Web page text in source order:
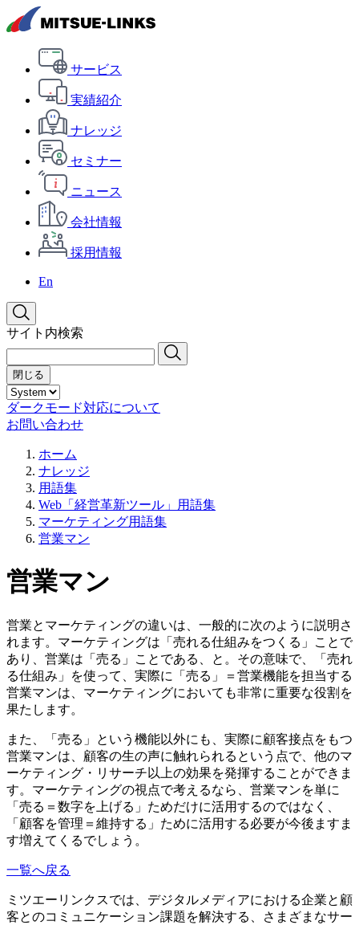
サービス
実績紹介
ナレッジ
セミナー
ニュース
会社情報
採用情報
En
サイト内検索
閉じる
ダークモード対応について
お問い合わせ
ホーム
ナレッジ
用語集
Web「経営革新ツール」用語集
マーケティング用語集
営業マン
営業マン
営業とマーケティングの違いは、一般的に次のように説明さ
れます。マーケティングは「売れる仕組みをつくる」ことで
あり、営業は「売る」ことである、と。その意味で、「売れ
る仕組み」を使って、実際に「売る」＝営業機能を担当する
営業マンは、マーケティングにおいても非常に重要な役割を
果たします。
また、「売る」という機能以外にも、実際に顧客接点をもつ
営業マンは、顧客の生の声に触れられるという点で、他のマ
ーケティング・リサーチ以上の効果を発揮することができま
す。マーケティングの視点で考えるなら、営業マンを単に
「売る＝数字を上げる」ためだけに活用するのではなく、
「顧客を管理＝維持する」ために活用する必要が今後ますま
す増えてくるでしょう。
一覧へ戻る
ミツエーリンクスでは、デジタルメディアにおける企業と顧
客とのコミュニケーション課題を解決する、さまざまなサー